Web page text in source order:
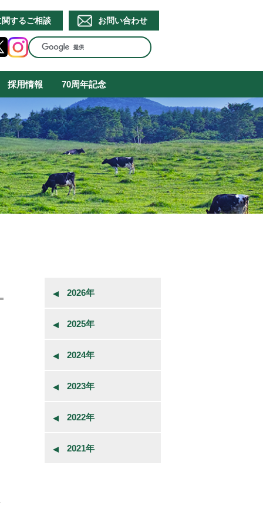
するご相談 お問い合わせ
採用情報 70周年記念
2026年
2025年
2024年
2023年
2022年
2021年